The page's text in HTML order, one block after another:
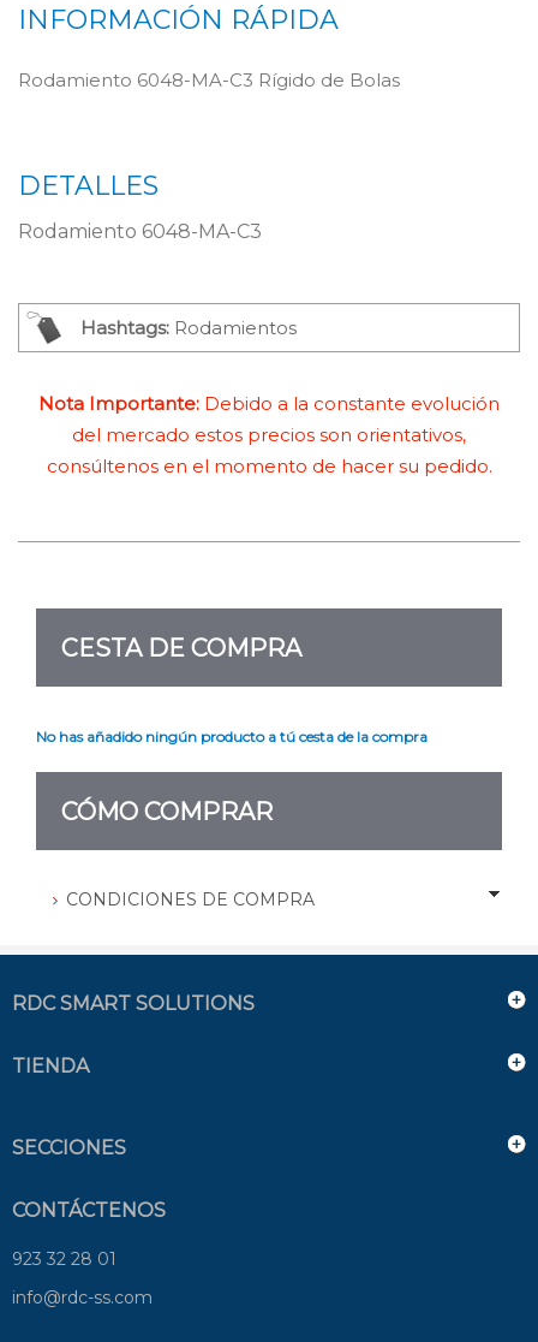
INFORMACIÓN RÁPIDA
Rodamiento 6048-MA-C3 Rígido de Bolas
DETALLES
Rodamiento 6048-MA-C3
Hashtags: Rodamientos
Nota Importante: Debido a la constante evolución
del mercado estos precios son orientativos,
consúltenos en el momento de hacer su pedido.
CESTA DE COMPRA
No has añadido ningún producto a tú cesta de la compra
CÓMO COMPRAR
CONDICIONES DE COMPRA
RDC SMART SOLUTIONS
TIENDA
SECCIONES
CONTÁCTENOS
923 32 28 01
info@rdc-ss.com